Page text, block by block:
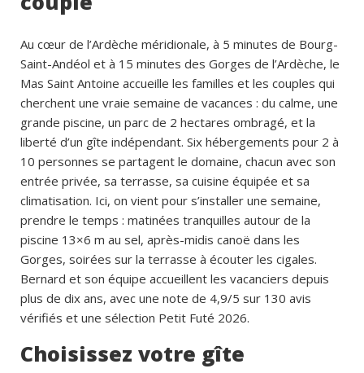
Au cœur de l’Ardèche méridionale, à 5 minutes de Bourg-
Saint-Andéol et à 15 minutes des Gorges de l’Ardèche, le
Mas Saint Antoine accueille les familles et les couples qui
cherchent une vraie semaine de vacances : du calme, une
grande piscine, un parc de 2 hectares ombragé, et la
liberté d’un gîte indépendant. Six hébergements pour 2 à
10 personnes se partagent le domaine, chacun avec son
entrée privée, sa terrasse, sa cuisine équipée et sa
climatisation. Ici, on vient pour s’installer une semaine,
prendre le temps : matinées tranquilles autour de la
piscine 13×6 m au sel, après-midis canoë dans les
Gorges, soirées sur la terrasse à écouter les cigales.
Bernard et son équipe accueillent les vacanciers depuis
plus de dix ans, avec une note de 4,9/5 sur 130 avis
vérifiés et une sélection Petit Futé 2026.
Choisissez votre gîte